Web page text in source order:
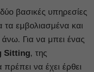
βασικές υπηρεσίες
τα εμβολιασμένα και
Για να μπει ένας
Sitting, της
να έχει έρθει